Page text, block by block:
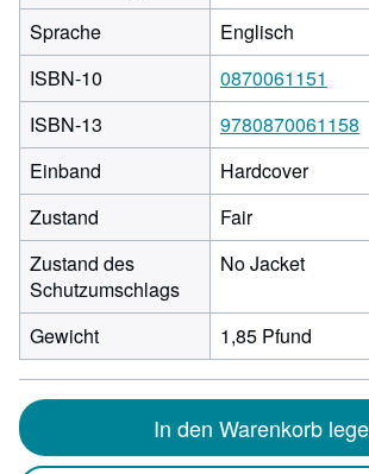
Sprache
Englisch
ISBN-10
0870061151
ISBN-13
9780870061158
Einband
Hardcover
Zustand
Fair
Zustand des
Schutzumschlags
No Jacket
Gewicht 1,85 Pfund
In den Warenkorb